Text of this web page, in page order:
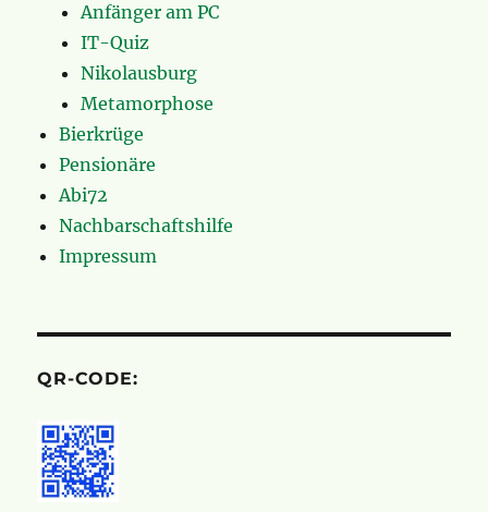
Anfänger am PC
IT-Quiz
Nikolausburg
Metamorphose
Bierkrüge
Pensionäre
Abi72
Nachbarschaftshilfe
Impressum
QR-CODE: